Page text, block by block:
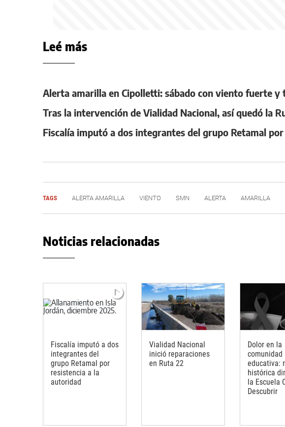
Leé más
Alerta amarilla en Cipolletti: sábado con viento fuerte y
Tras la intervención de Vialidad Nacional, así quedó la
Fiscalía imputó a dos integrantes del grupo Retamal
TAGS ALERTA AMARILLA VIENTO SMN ALERTA AMARILLA
Noticias relacionadas
Fiscalía imputó a dos
integrantes del
grupo Retamal por
resistencia a la
autoridad
Vialidad Nacional
inició reparaciones
en Ruta 22
Dolor en la
comunidad
educativa:
histórica
la Escuela
Descubrir